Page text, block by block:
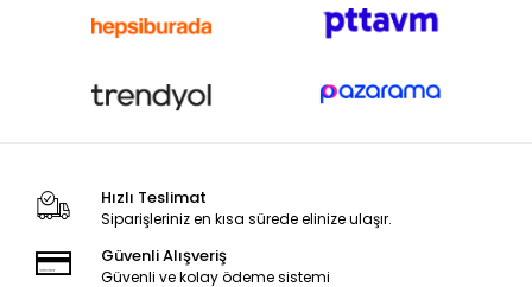
Hızlı Teslimat
Siparişleriniz en kısa sürede elinize ulaşır.
Güvenli Alışveriş
Güvenli ve kolay ödeme sistemi